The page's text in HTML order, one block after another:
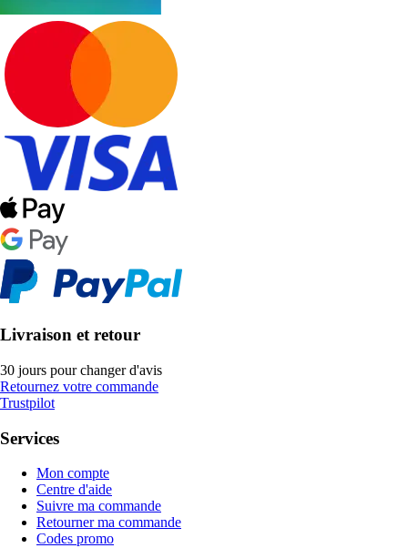
Livraison et retour
30 jours pour changer d'avis
Retournez votre commande
Trustpilot
Services
Mon compte
Centre d'aide
Suivre ma commande
Retourner ma commande
Codes promo